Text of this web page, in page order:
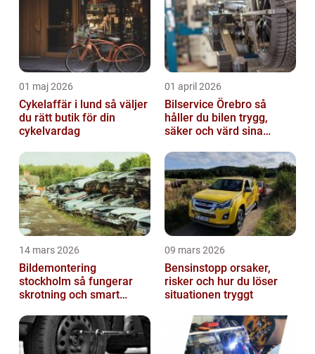
01 maj 2026
Cykelaffär i lund så väljer
du rätt butik för din
cykelvardag
01 april 2026
Bilservice Örebro så
håller du bilen trygg,
säker och värd sina
14 mars 2026
Bildemontering
stockholm så fungerar
skrotning och smart
bildelar
09 mars 2026
Bensinstopp orsaker,
risker och hur du löser
situationen tryggt